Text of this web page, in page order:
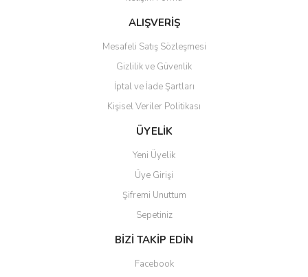
ALIŞVERİŞ
Mesafeli Satış Sözleşmesi
Gizlilik ve Güvenlik
İptal ve İade Şartları
Kişisel Veriler Politikası
ÜYELİK
Yeni Üyelik
Üye Girişi
Şifremi Unuttum
Sepetiniz
BİZİ TAKİP EDİN
Facebook